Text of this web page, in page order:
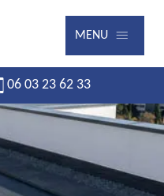
MENU
06 03 23 62 33